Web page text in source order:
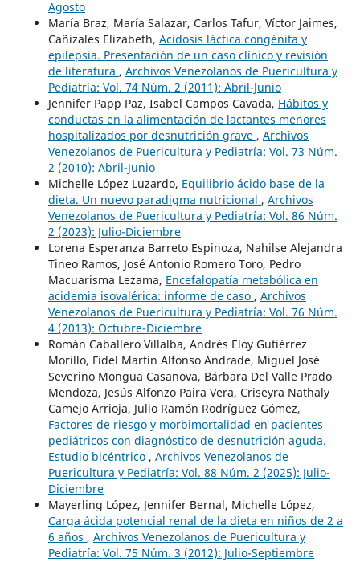
Agosto
María Braz, María Salazar, Carlos Tafur, Víctor Jaimes,
Cañizales Elizabeth, Acidosis láctica congénita y
epilepsia. Presentación de un caso clínico y revisión
de literatura , Archivos Venezolanos de Puericultura y
Pediatría: Vol. 74 Núm. 2 (2011): Abril-Junio
Jennifer Papp Paz, Isabel Campos Cavada, Hábitos y
conductas en la alimentación de lactantes menores
hospitalizados por desnutrición grave , Archivos
Venezolanos de Puericultura y Pediatría: Vol. 73 Núm.
2 (2010): Abril-Junio
Michelle López Luzardo, Equilibrio ácido base de la
dieta. Un nuevo paradigma nutricional , Archivos
Venezolanos de Puericultura y Pediatría: Vol. 86 Núm.
2 (2023): Julio-Diciembre
Lorena Esperanza Barreto Espinoza, Nahilse Alejandra
Tineo Ramos, José Antonio Romero Toro, Pedro
Macuarisma Lezama, Encefalopatía metabólica en
acidemia isovalérica: informe de caso , Archivos
Venezolanos de Puericultura y Pediatría: Vol. 76 Núm.
4 (2013): Octubre-Diciembre
Román Caballero Villalba, Andrés Eloy Gutiérrez
Morillo, Fidel Martín Alfonso Andrade, Miguel José
Severino Mongua Casanova, Bárbara Del Valle Prado
Mendoza, Jesús Alfonzo Paira Vera, Criseyra Nathaly
Camejo Arrioja, Julio Ramón Rodríguez Gómez,
Factores de riesgo y morbimortalidad en pacientes
pediátricos con diagnóstico de desnutrición aguda.
Estudio bicéntrico , Archivos Venezolanos de
Puericultura y Pediatría: Vol. 88 Núm. 2 (2025): Julio-
Diciembre
Mayerling López, Jennifer Bernal, Michelle López,
Carga ácida potencial renal de la dieta en niños de 2 a
6 años , Archivos Venezolanos de Puericultura y
Pediatría: Vol. 75 Núm. 3 (2012): Julio-Septiembre